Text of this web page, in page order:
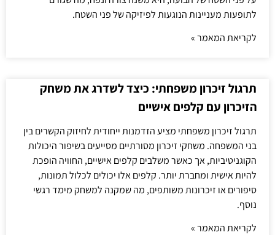
לתופעות מעניינות הנוגעות לפיזיקה של פני השטח.
לקריאת המאמר »
תרגול זיכרון משפחתי: כיצד לשדרג את משחק
הזיכרון עם קלפים אישיים
תרגול זיכרון משפחתי מציע הזדמנות ייחודית לחיזוק הקשרים בין
בני המשפחה. משחקי זיכרון מסורתיים מסייעים בשיפור היכולות
הקוגניטיביות, אך כאשר משלבים קלפים אישיים, החוויה הופכת
להיות אישית ומחברת יותר. קלפים אלו יכולים לכלול תמונות,
סיפורים או זיכרונות משותפים, מה שמקנה למשחק מימד רגשי
נוסף.
לקריאת המאמר »